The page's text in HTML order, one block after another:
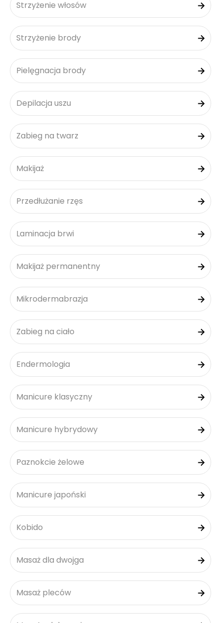
Strzyżenie włosów
Strzyżenie brody
Pielęgnacja brody
Depilacja uszu
Zabieg na twarz
Makijaż
Przedłużanie rzęs
Laminacja brwi
Makijaż permanentny
Mikrodermabrazja
Zabieg na ciało
Endermologia
Manicure klasyczny
Manicure hybrydowy
Paznokcie żelowe
Manicure japoński
Kobido
Masaż dla dwojga
Masaż pleców